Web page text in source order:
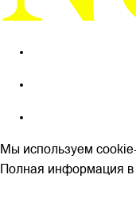
Мы используем
Полная информация